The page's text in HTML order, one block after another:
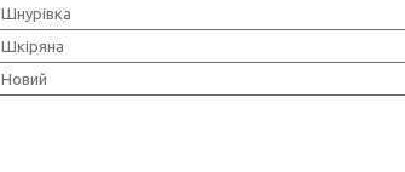
Шнурівка
Шкіряна
Новий